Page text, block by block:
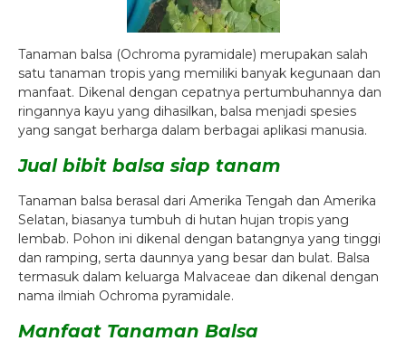
Tanaman balsa (Ochroma pyramidale) merupakan salah
satu tanaman tropis yang memiliki banyak kegunaan dan
manfaat. Dikenal dengan cepatnya pertumbuhannya dan
ringannya kayu yang dihasilkan, balsa menjadi spesies
yang sangat berharga dalam berbagai aplikasi manusia.
Jual bibit balsa siap tanam
Tanaman balsa berasal dari Amerika Tengah dan Amerika
Selatan, biasanya tumbuh di hutan hujan tropis yang
lembab. Pohon ini dikenal dengan batangnya yang tinggi
dan ramping, serta daunnya yang besar dan bulat. Balsa
termasuk dalam keluarga Malvaceae dan dikenal dengan
nama ilmiah Ochroma pyramidale.
Manfaat Tanaman Balsa